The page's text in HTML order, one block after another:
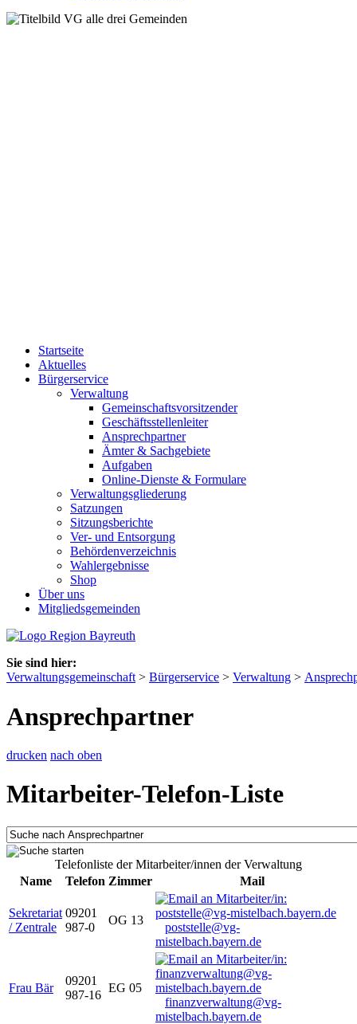
Startseite
Aktuelles
Bürgerservice
Verwaltung
Gemeinschaftsvorsitzender
Geschäftsstellenleiter
Ansprechpartner
Ämter & Sachgebiete
Aufgaben
Online-Dienste & Formulare
Verwaltungsgliederung
Satzungen
Sitzungsberichte
Ver- und Entsorgung
Behördenverzeichnis
Wahlergebnisse
Shop
Über uns
Mitgliedsgemeinden
Sie sind hier:
Verwaltungsgemeinschaft > Bürgerservice > Verwaltung >
Ansprechpartner
drucken nach oben
Mitarbeiter-Telefon-Liste
Telefonliste der Mitarbeiter/innen der Verwaltung
Name
Telefon Zimmer Mail
Sekretariat
/ Zentrale
09201
987-0
OG 13
poststelle@vg-
mistelbach.bayern.de
Frau Bär
09201
987-16
EG 05
finanzverwaltung@vg-
mistelbach.bayern.de